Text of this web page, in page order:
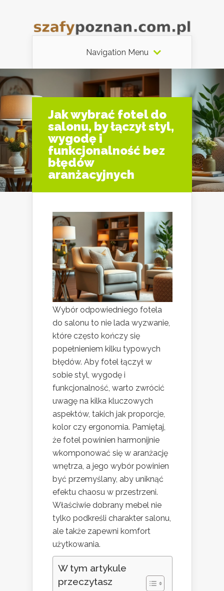
Navigation Menu
Jak wybrać fotel do
salonu, by łączył styl,
wygodę i
funkcjonalność bez
błędów
aranżacyjnych
Wybór odpowiedniego fotela
do salonu to nie lada wyzwanie,
które często kończy się
popełnieniem kilku typowych
błędów. Aby fotel łączył w
sobie styl, wygodę i
funkcjonalność, warto zwrócić
uwagę na kilka kluczowych
aspektów, takich jak proporcje,
kolor czy ergonomia. Pamiętaj,
że fotel powinien harmonijnie
wkomponować się w aranżację
wnętrza, a jego wybór powinien
być przemyślany, aby uniknąć
efektu chaosu w przestrzeni.
Właściwie dobrany mebel nie
tylko podkreśli charakter salonu,
ale także zapewni komfort
użytkowania.
W tym artykule
przeczytasz